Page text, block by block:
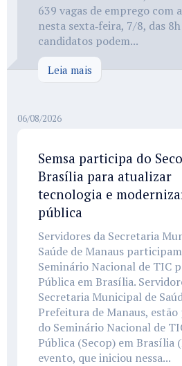
639 vagas de emprego com
nesta sexta‑feira, 7/8, das
candidatos podem...
Leia mais
06/08/2026
Semsa participa do
Brasília para atualizar
tecnologia e
pública
Servidores da Secretaria
Saúde de Manaus
Seminário Nacional de TIC
Pública em Brasília.
Secretaria Municipal de
Prefeitura de Manaus,
do Seminário Nacional de
Pública (Secop) em Brasília
evento, que iniciou nessa...